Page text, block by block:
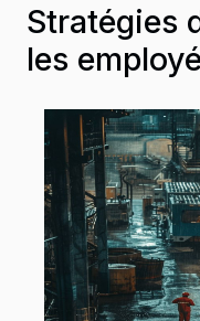
Stratégies
les